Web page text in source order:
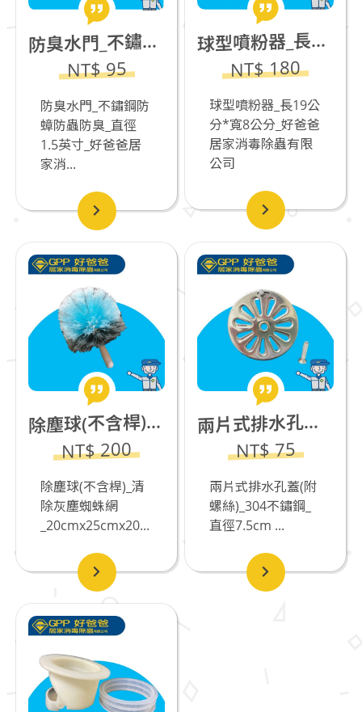
防臭水門_不鏽鋼防蟑防蟲防臭_直徑1.5英寸(3公分適用)
NT$ 95
防臭水門_不鏽鋼防
蟑防蟲防臭_直徑
1.5英寸_好爸爸居
家消...
球型噴粉器_長19公分*寬8公分
NT$ 180
球型噴粉器_長19公
分*寬8公分_好爸爸
居家消毒除蟲有限
公司
除塵球(不含桿)_清除灰塵蜘蛛網_20cmx25cmx20cm±5%
NT$ 200
除塵球(不含桿)_清
除灰塵蜘蛛網
_20cmx25cmx20...
兩片式排水孔蓋(附螺絲)_304不鏽鋼_直徑7.5cm
NT$ 75
兩片式排水孔蓋(附
螺絲)_304不鏽鋼_
直徑7.5cm ...